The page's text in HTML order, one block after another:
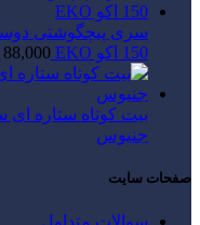
150 اکو EKO
88,000
جنیوس
صفحات سایت
سوالات متداول